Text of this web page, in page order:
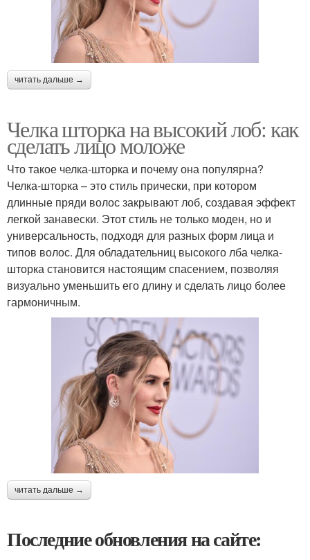
читать дальше →
Челка шторка на высокий лоб: как
сделать лицо моложе
Что такое челка-шторка и почему она популярна?
Челка-шторка – это стиль прически, при котором
длинные пряди волос закрывают лоб, создавая эффект
легкой занавески. Этот стиль не только моден, но и
универсальность, подходя для разных форм лица и
типов волос. Для обладательниц высокого лба челка-
шторка становится настоящим спасением, позволяя
визуально уменьшить его длину и сделать лицо более
гармоничным.
читать дальше →
Последние обновления на сайте: